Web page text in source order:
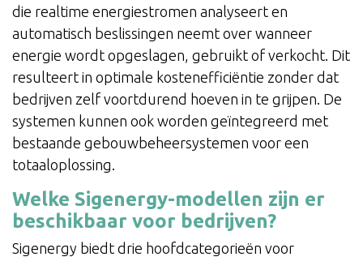
die realtime energiestromen analyseert en
automatisch beslissingen neemt over wanneer
energie wordt opgeslagen, gebruikt of verkocht. Dit
resulteert in optimale kostenefficiëntie zonder dat
bedrijven zelf voortdurend hoeven in te grijpen. De
systemen kunnen ook worden geïntegreerd met
bestaande gebouwbeheersystemen voor een
totaaloplossing.
Welke Sigenergy-modellen zijn er
beschikbaar voor bedrijven?
Sigenergy biedt drie hoofdcategorieën voor